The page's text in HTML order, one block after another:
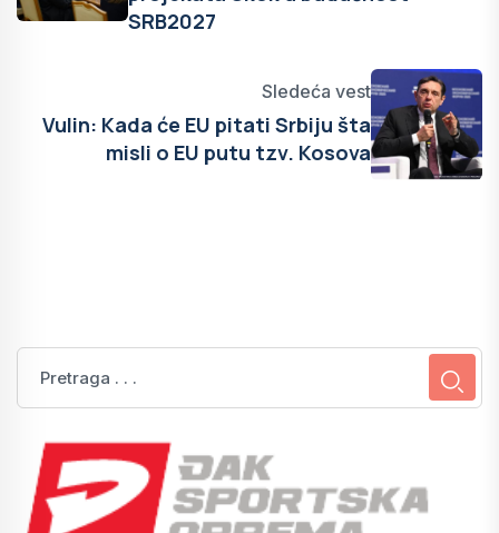
SRB2027
Sledeća vest
Vulin: Kada će EU pitati Srbiju šta
misli o EU putu tzv. Kosova